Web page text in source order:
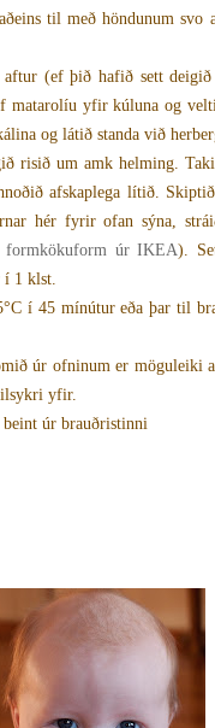
til með höndunum svo
(ef þið hafið sett
matarolíu yfir kúluna og
og látið standa við
risið um amk helming.
afskaplega lítið.
hér fyrir ofan sýna,
formkökuform úr IKEA).
1 klst.
í 45 mínútur eða þar til
úr ofninum er möguleiki
yfir.
úr brauðristinni